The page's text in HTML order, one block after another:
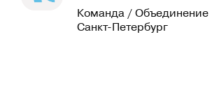
Команда / Объединение
Санкт-Петербург